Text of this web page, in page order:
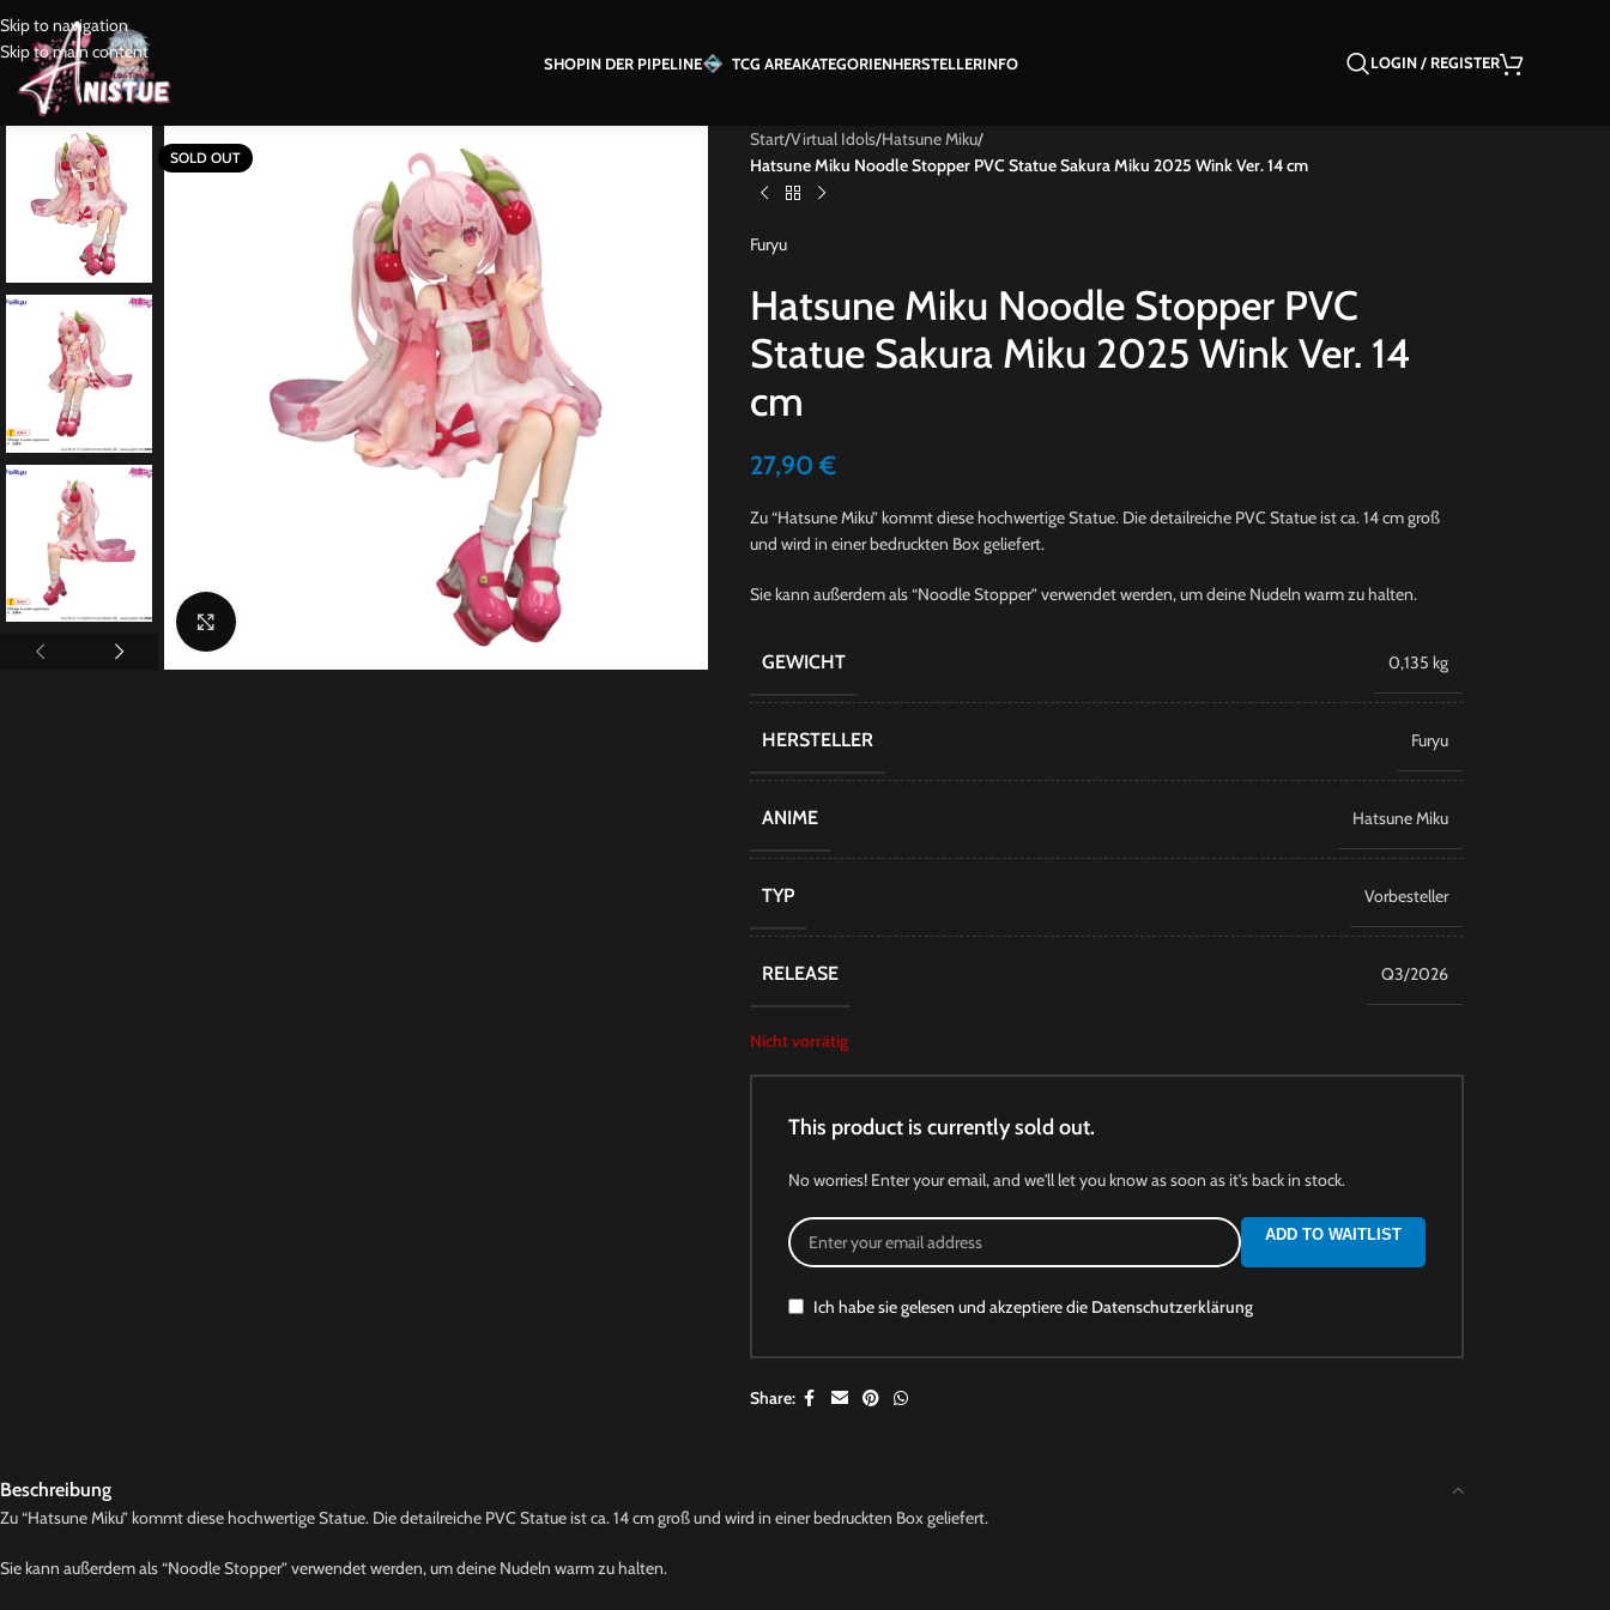
Skip to navigation
Skip to main content
SHOPIN DER PIPELINE TCG AREAKATEGORIENHERSTELLERINFO LOGIN / REGISTER
SOLD OUT
Start/Virtual Idols/Hatsune Miku/
Hatsune Miku Noodle Stopper PVC Statue Sakura Miku 2025 Wink Ver. 14 cm
Furyu
Hatsune Miku Noodle Stopper PVC
Statue Sakura Miku 2025 Wink Ver. 14
cm
27,90€
Zu “Hatsune Miku” kommt diese hochwertige Statue. Die detailreiche PVC Statue ist ca. 14 cm groß
und wird in einer bedruckten Box geliefert.
Sie kann außerdem als “Noodle Stopper” verwendet werden, um deine Nudeln warm zu halten.
GEWICHT 0,135 kg
HERSTELLER Furyu
ANIME Hatsune Miku
TYP Vorbesteller
RELEASE Q3/2026
Nicht vorrätig
This product is currently sold out.
No worries! Enter your email, and we'll let you know as soon as it's back in stock.
ADD TO WAITLIST
Ich habe sie gelesen und akzeptiere die Datenschutzerklärung
Share:
Beschreibung
Zu “Hatsune Miku” kommt diese hochwertige Statue. Die detailreiche PVC Statue ist ca. 14 cm groß und wird in einer bedruckten Box geliefert.
Sie kann außerdem als “Noodle Stopper” verwendet werden, um deine Nudeln warm zu halten.